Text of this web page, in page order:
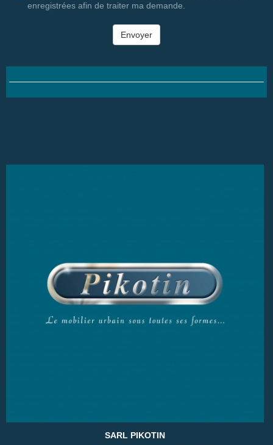
enregistrées afin de traiter ma demande.
Envoyer
SARL PIKOTIN